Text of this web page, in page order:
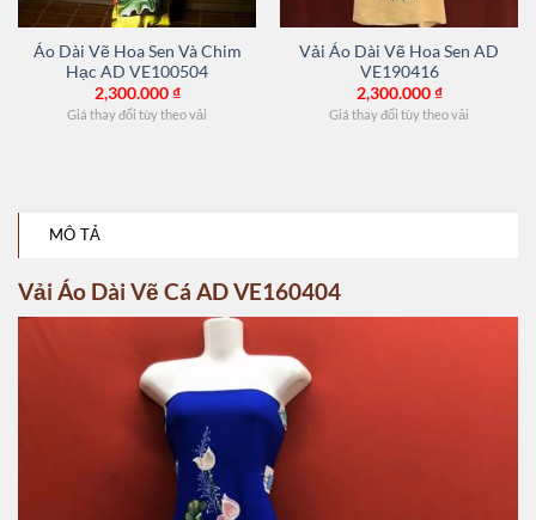
Áo Dài Vẽ Hoa Sen Và Chim
Hạc AD VE100504
2,300.000₫
Giá thay đổi tùy theo vải
Vải Áo Dài Vẽ Hoa Sen AD
VE190416
2,300.000₫
Giá thay đổi tùy theo vải
MÔ TẢ
Vải Áo Dài Vẽ Cá AD VE160404